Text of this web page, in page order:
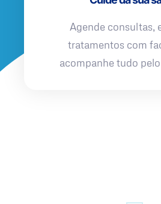
Agende consultas,
tratamentos com
acompanhe tudo